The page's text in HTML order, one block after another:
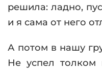
решила: ладно,
и я сама от него
А потом в нашу
Не успел толком